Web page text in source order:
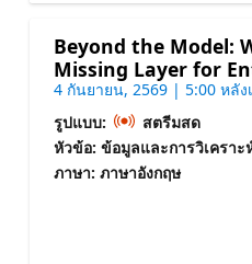
Beyond the Model:
Missing Layer for
4 กันยายน, 2569 | 5:00 หลัง
รูปแบบ:
สตรีมสด
หัวข้อ: ข้อมูลและการวิเคราะ
ภาษา: ภาษาอังกฤษ